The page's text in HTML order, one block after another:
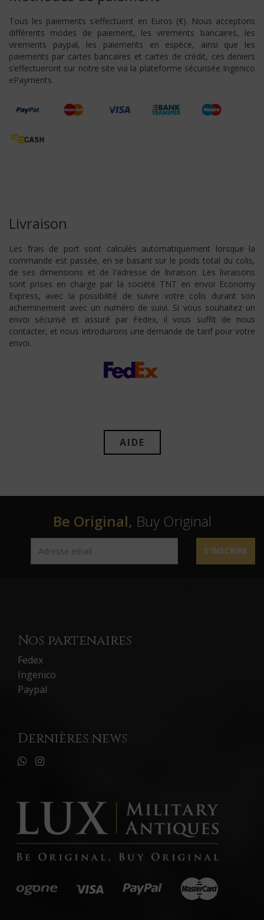
Tous les paiements s’effectuent en Euros (€). Nous acceptons
différents modes de paiement, les virements bancaires, les
virements paypal, les paiements en espèce, ainsi que les
paiements par cartes bancaires et cartes de crédit, ces deniers
s’effectueront sur notre site via la plateforme sécurisée Ingenico
ePayments.
Livraison
Les frais de port sont calculés automatiquement lorsque la
commande est passée, en se basant sur le poids total du colis,
de ses dimensions et de l'adresse de livraison. Les livraisons
sont prises en charge par la société TNT en envoi Economy
Express, avec la possibilité de suivre votre colis durant son
acheminement avec un numéro de suivi. Si vous souhaitez un
envoi sécurisé et assuré par Fedex, il vous suffit de nous
contacter, et nous introduirons une demande de tarif pour votre
envoi.
AIDE
Be Original, Buy Original
S'INSCRIRE
Nos partenaires
Fedex
Ingenico
Paypal
Dernières news